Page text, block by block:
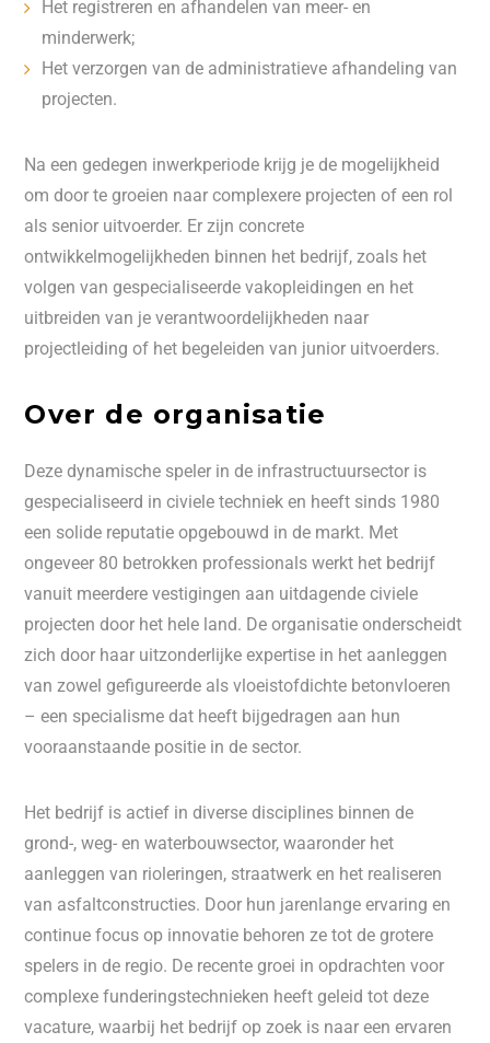
Het registreren en afhandelen van meer- en
minderwerk;
Het verzorgen van de administratieve afhandeling van
projecten.
Na een gedegen inwerkperiode krijg je de mogelijkheid
om door te groeien naar complexere projecten of een rol
als senior uitvoerder. Er zijn concrete
ontwikkelmogelijkheden binnen het bedrijf, zoals het
volgen van gespecialiseerde vakopleidingen en het
uitbreiden van je verantwoordelijkheden naar
projectleiding of het begeleiden van junior uitvoerders.
Over de organisatie
Deze dynamische speler in de infrastructuursector is
gespecialiseerd in civiele techniek en heeft sinds 1980
een solide reputatie opgebouwd in de markt. Met
ongeveer 80 betrokken professionals werkt het bedrijf
vanuit meerdere vestigingen aan uitdagende civiele
projecten door het hele land. De organisatie onderscheidt
zich door haar uitzonderlijke expertise in het aanleggen
van zowel gefigureerde als vloeistofdichte betonvloeren
– een specialisme dat heeft bijgedragen aan hun
vooraanstaande positie in de sector.
Het bedrijf is actief in diverse disciplines binnen de
grond-, weg- en waterbouwsector, waaronder het
aanleggen van rioleringen, straatwerk en het realiseren
van asfaltconstructies. Door hun jarenlange ervaring en
continue focus op innovatie behoren ze tot de grotere
spelers in de regio. De recente groei in opdrachten voor
complexe funderingstechnieken heeft geleid tot deze
vacature, waarbij het bedrijf op zoek is naar een ervaren